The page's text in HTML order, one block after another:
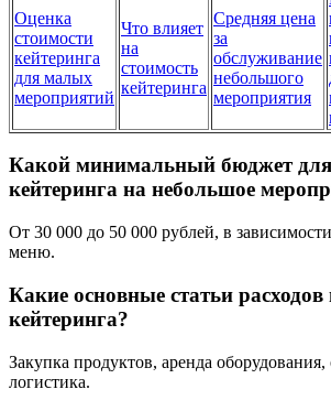
Оценка
стоимости
кейтеринга
для малых
мероприятий
Что влияет
на
стоимость
кейтеринга
Средняя цена
за
обслуживание
небольшого
мероприятия
Какой минимальный бюджет для
кейтеринга на небольшое
От 30 000 до 50 000 рублей, в
меню.
Какие основные статьи расходов
кейтеринга?
Закупка продуктов, аренда оборудования,
логистика.